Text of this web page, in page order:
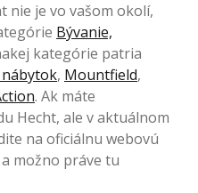
nie je vo vašom okolí,
Bývanie,
kategórie patria
, Mountfield,
. Ak máte
Hecht, ale v aktuálnom
na oficiálnu webovú
a možno práve tu